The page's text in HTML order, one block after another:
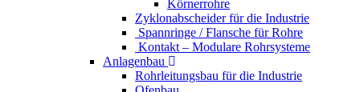
Körnerrohre
Zyklonabscheider für die Industrie
Spannringe / Flansche für Rohre
Kontakt – Modulare Rohrsysteme
Anlagenbau
Rohrleitungsbau für die Industrie